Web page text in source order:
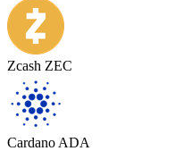
Zcash ZEC
Cardano ADA